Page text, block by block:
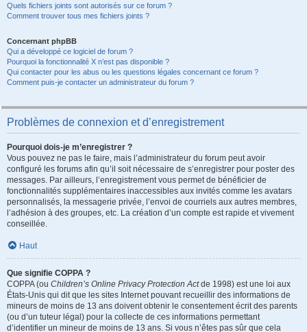
Quels fichiers joints sont autorisés sur ce forum ?
Comment trouver tous mes fichiers joints ?
Concernant phpBB
Qui a développé ce logiciel de forum ?
Pourquoi la fonctionnalité X n’est pas disponible ?
Qui contacter pour les abus ou les questions légales concernant ce forum ?
Comment puis-je contacter un administrateur du forum ?
Problèmes de connexion et d’enregistrement
Pourquoi dois-je m’enregistrer ?
Vous pouvez ne pas le faire, mais l’administrateur du forum peut avoir
configuré les forums afin qu’il soit nécessaire de s’enregistrer pour poster des
messages. Par ailleurs, l’enregistrement vous permet de bénéficier de
fonctionnalités supplémentaires inaccessibles aux invités comme les avatars
personnalisés, la messagerie privée, l’envoi de courriels aux autres membres,
l’adhésion à des groupes, etc. La création d’un compte est rapide et vivement
conseillée.
Haut
Que signifie COPPA ?
COPPA (ou Children’s Online Privacy Protection Actde 1998) est une loi aux
États-Unis qui dit que les sites Internet pouvant recueillir des informations de
mineurs de moins de 13 ans doivent obtenir le consentement écrit des parents
(ou d’un tuteur légal) pour la collecte de ces informations permettant
d’identifier un mineur de moins de 13 ans. Si vous n’êtes pas sûr que cela